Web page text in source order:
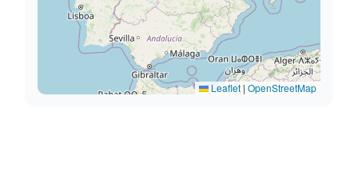
Leaflet | OpenStreetMap